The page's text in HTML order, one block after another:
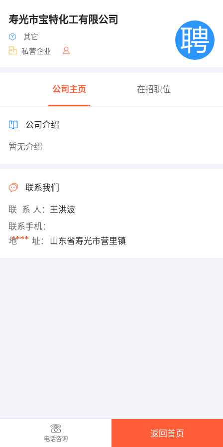
寿光市宝特化工有限公司
其它
私营企业
公司主页 在招职位
公司介绍
暂无介绍
联系我们
联 系 人： 王洪波
联系手机：
****
地 址： 山东省寿光市营里镇
电话咨询
返回首页